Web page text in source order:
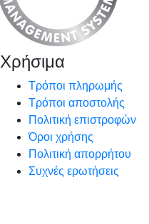
Χρήσιμα
Τρόποι πληρωμής
Τρόποι αποστολής
Πολιτική επιστροφών
Όροι χρήσης
Πολιτική απορρήτου
Συχνές ερωτήσεις